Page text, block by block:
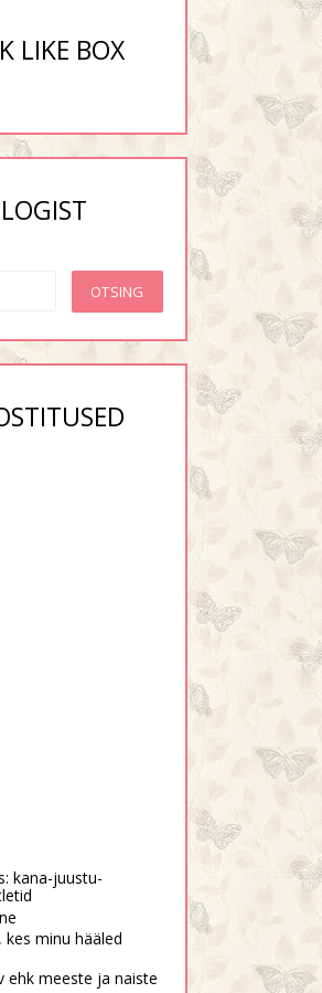
Minu suhted meestega vol.
LIKE BOX
kana-juustu-
kes minu hääled
ehk meeste ja naiste